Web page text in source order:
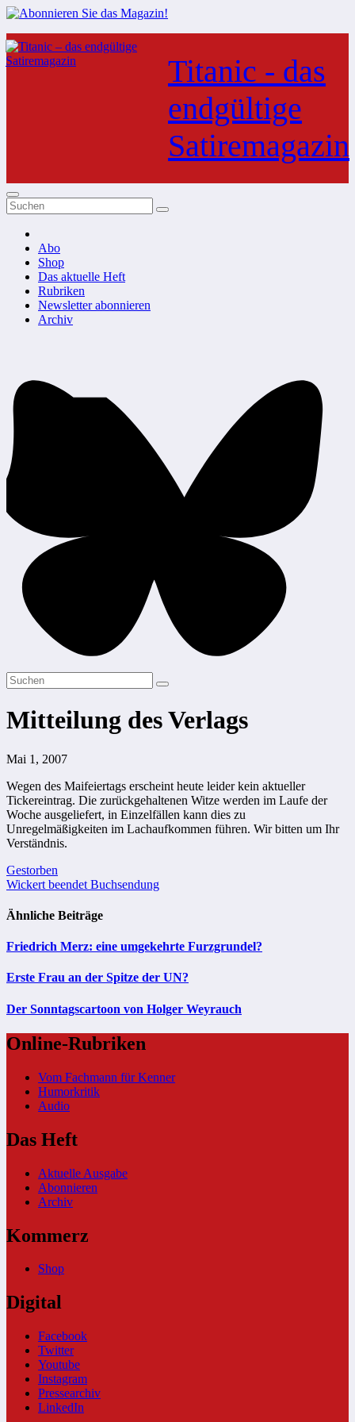
Zum
Inhalt
springen
Titanic - das
endgültige
Satiremagazin
Abo
Shop
Das aktuelle Heft
Rubriken
Newsletter abonnieren
Archiv
Mitteilung des Verlags
Mai 1, 2007
Wegen des Maifeiertags erscheint heute leider kein aktueller
Tickereintrag. Die zurückgehaltenen Witze werden im Laufe der
Woche ausgeliefert, in Einzelfällen kann dies zu
Unregelmäßigkeiten im Lachaufkommen führen. Wir bitten um Ihr
Verständnis.
Beitragsnavigation
Gestorben
Wickert beendet Buchsendung
Ähnliche Beiträge
Friedrich Merz: eine umgekehrte Furzgrundel?
Erste Frau an der Spitze der UN?
Der Sonntagscartoon von Holger Weyrauch
Online-Rubriken
Vom Fachmann für Kenner
Humorkritik
Audio
Das Heft
Aktuelle Ausgabe
Abonnieren
Archiv
Kommerz
Shop
Digital
Facebook
Twitter
Youtube
Instagram
Pressearchiv
LinkedIn